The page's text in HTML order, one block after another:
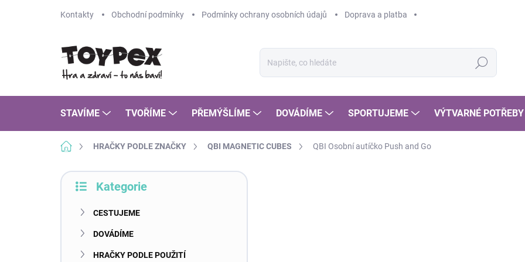
Kontakty Obchodní podmínky Podmínky ochrany osobních údajů Doprava a platba
Hledat
STAVÍME TVOŘÍME PŘEMÝŠLÍME DOVÁDÍME SPORTUJEME VÝTVARNÉ
Domů HRAČKY PODLE ZNAČKY QBI MAGNETIC CUBES QBI Osobní autíčko Push and Go
P
Kategorie
CESTUJEME
DOVÁDÍME
HRAČKY PODLE POUŽITÍ